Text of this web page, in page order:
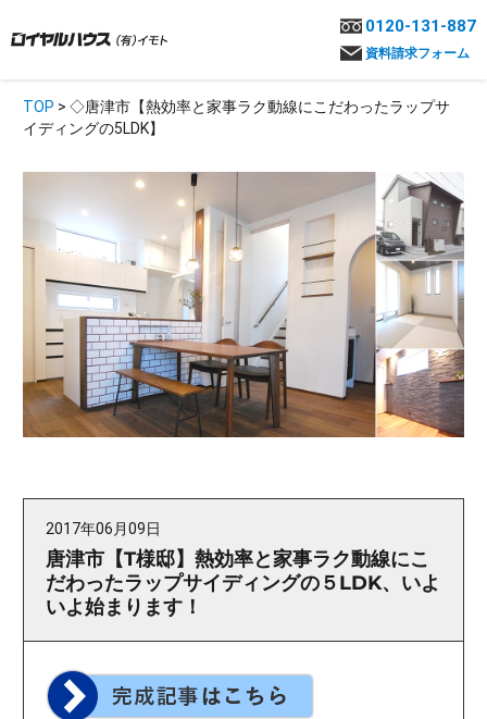
0120-131-887
資料請求フォーム
TOP > ◇唐津市【熱効率と家事ラク動線にこだわったラップサ
イディングの5LDK】
2017年06月09日
唐津市【T様邸】熱効率と家事ラク動線にこ
だわったラップサイディングの５LDK、いよ
いよ始まります！